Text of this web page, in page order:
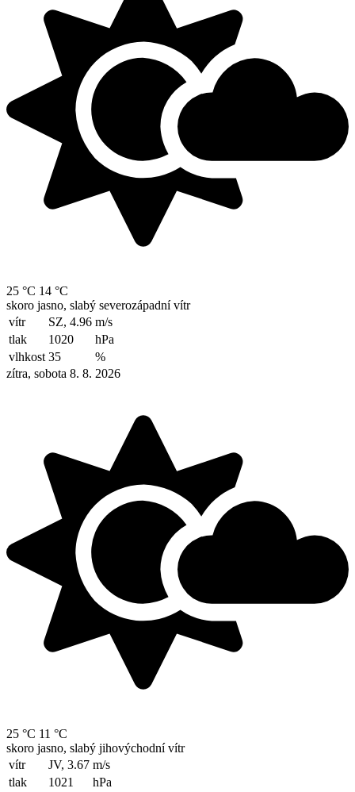
25 °C 14 °C
skoro jasno, slabý severozápadní vítr
vítr
SZ, 4.96 m/s
tlak
1020
hPa
vlhkost 35
%
zítra, sobota 8. 8. 2026
25 °C 11 °C
skoro jasno, slabý jihovýchodní vítr
vítr
JV, 3.67 m/s
tlak
1021 hPa